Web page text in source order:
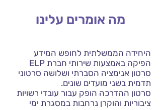
מה אומרים עלינו
היחידה הממשלתית לחופש המידע
הפיקה באמצעות שירותי חברת ELP
סרטון אנימציה הסברתי ושלושה סרטוני
תדמית בשני מועדים שונים.
סרטון ההדרכה הופק עבור עובדי רשויות
ציבוריות והוקרן נרחבות במסגרת ימי